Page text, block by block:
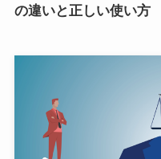
の違いと正しい使い方